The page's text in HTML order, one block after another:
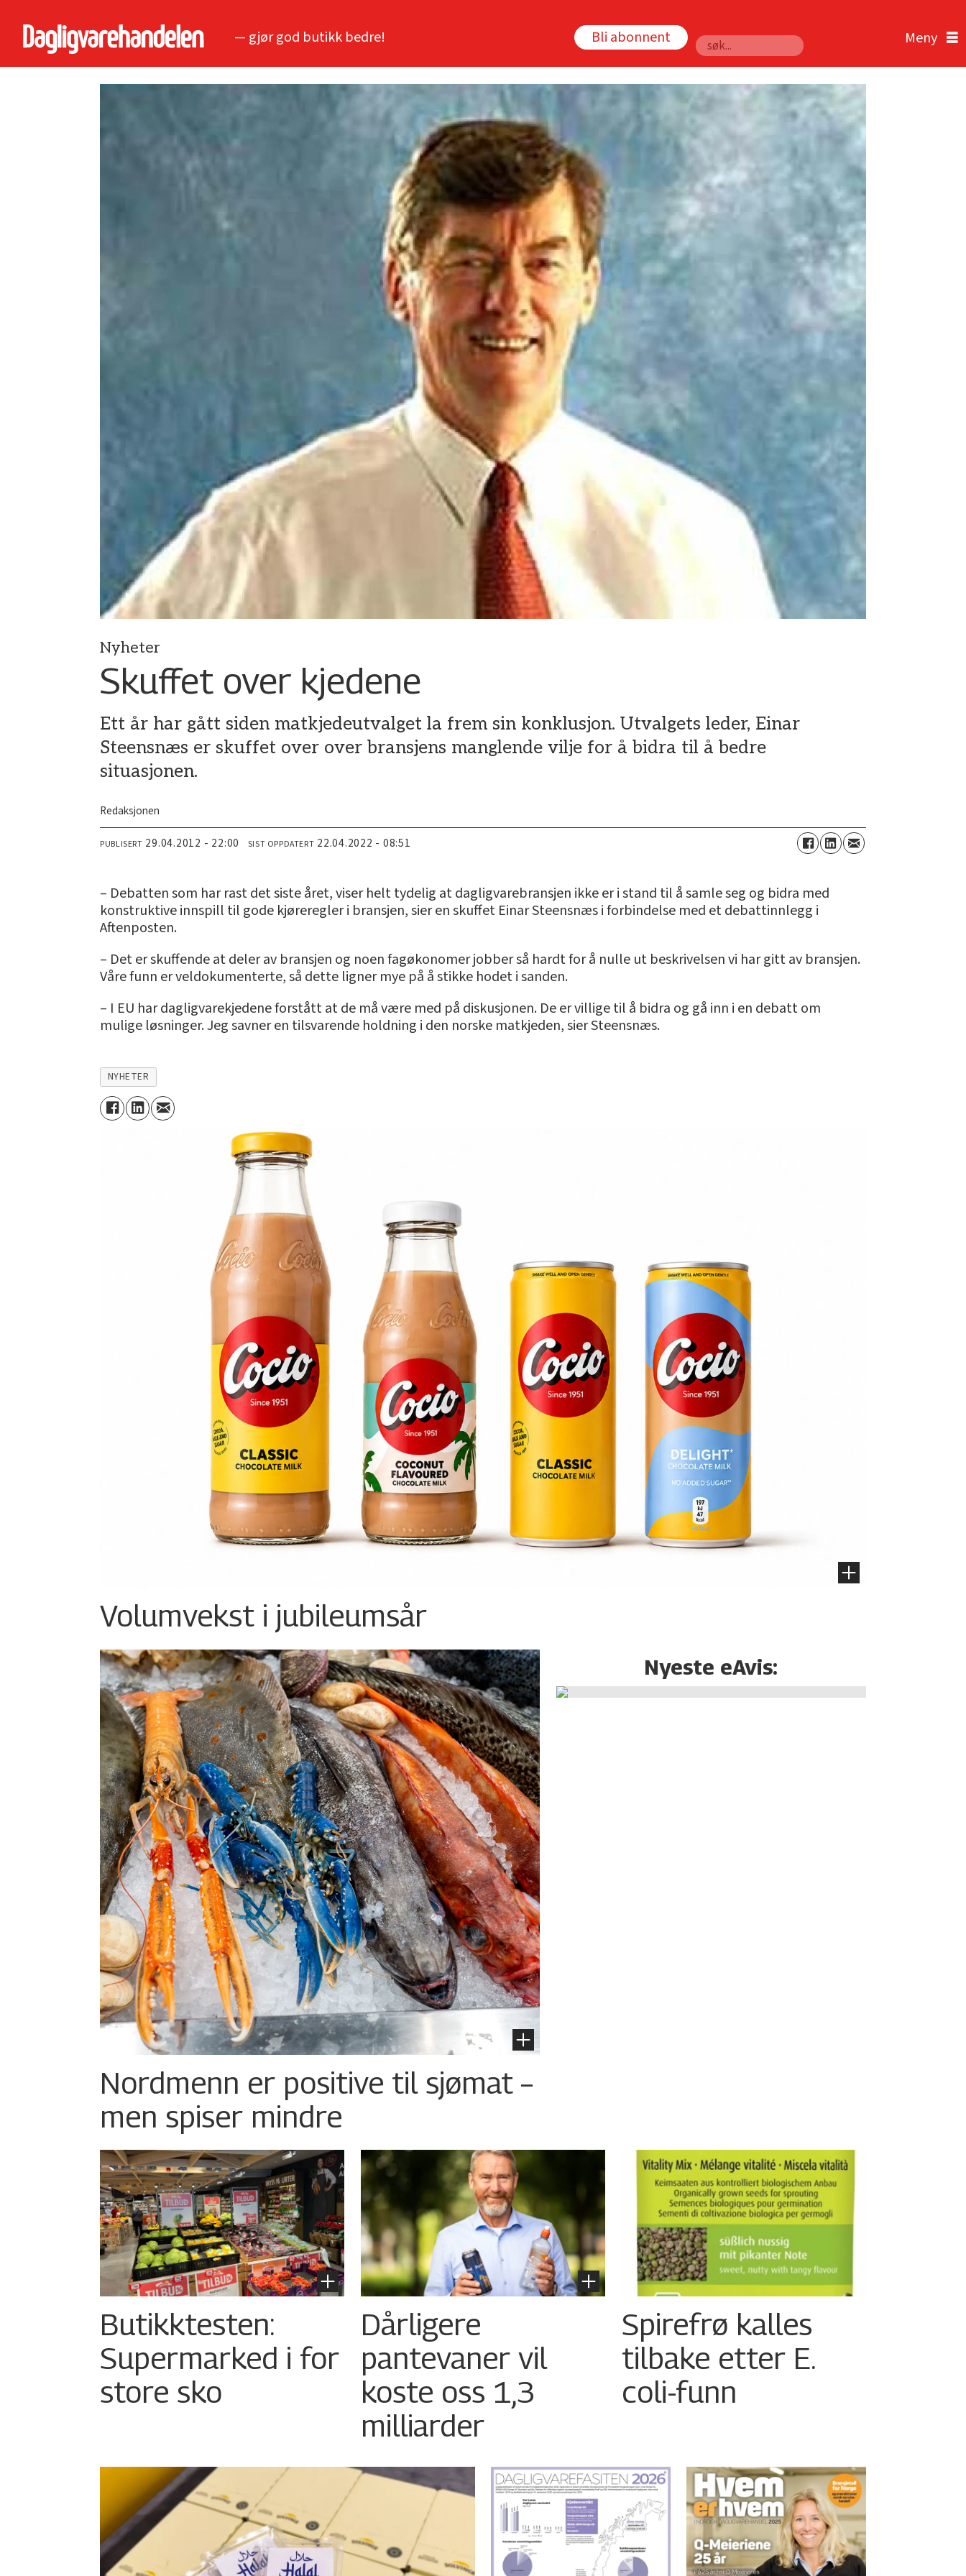
— gjør god butikk bedre! Bli abonnent
Søk
Nyheter
Skuffet over kjedene
Ett år har gått siden matkjedeutvalget la frem sin konklusjon. Utvalgets leder, Einar
Steensnæs er skuffet over over bransjens manglende vilje for å bidra til å bedre
situasjonen.
Redaksjonen
PUBLISERT 29.04.2012 - 22:00 SIST OPPDATERT 22.04.2022 - 08:51
– Debatten som har rast det siste året, viser helt tydelig at dagligvarebransjen ikke er i stand til å samle seg og bidra med
konstruktive innspill til gode kjøreregler i bransjen, sier en skuffet Einar Steensnæs i forbindelse med et debattinnlegg i
Aftenposten.
– Det er skuffende at deler av bransjen og noen fagøkonomer jobber så hardt for å nulle ut beskrivelsen vi har gitt av bransjen.
Våre funn er veldokumenterte, så dette ligner mye på å stikke hodet i sanden.
– I EU har dagligvarekjedene forstått at de må være med på diskusjonen. De er villige til å bidra og gå inn i en debatt om
mulige løsninger. Jeg savner en tilsvarende holdning i den norske matkjeden, sier Steensnæs.
NYHETER
Volumvekst i jubileumsår
Nordmenn er positive til sjømat –
men spiser mindre
Nyeste eAvis:
Butikktesten:
Supermarked i for
store sko
Dårligere
pantevaner vil
koste oss 1,3
milliarder
Spirefrø kalles
tilbake etter E.
coli-funn